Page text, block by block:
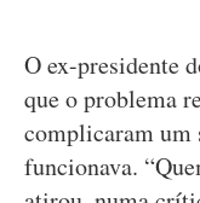
O ex-presidente
que o problema
complicaram um
funcionava.